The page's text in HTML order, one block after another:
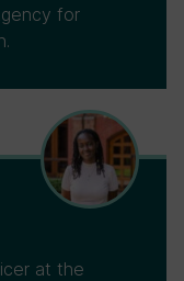
for
at the